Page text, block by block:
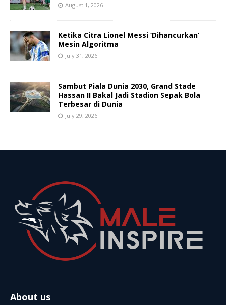
August 1, 2026
Ketika Citra Lionel Messi ‘Dihancurkan’
Mesin Algoritma
July 31, 2026
Sambut Piala Dunia 2030, Grand Stade
Hassan II Bakal Jadi Stadion Sepak Bola
Terbesar di Dunia
July 29, 2026
About us